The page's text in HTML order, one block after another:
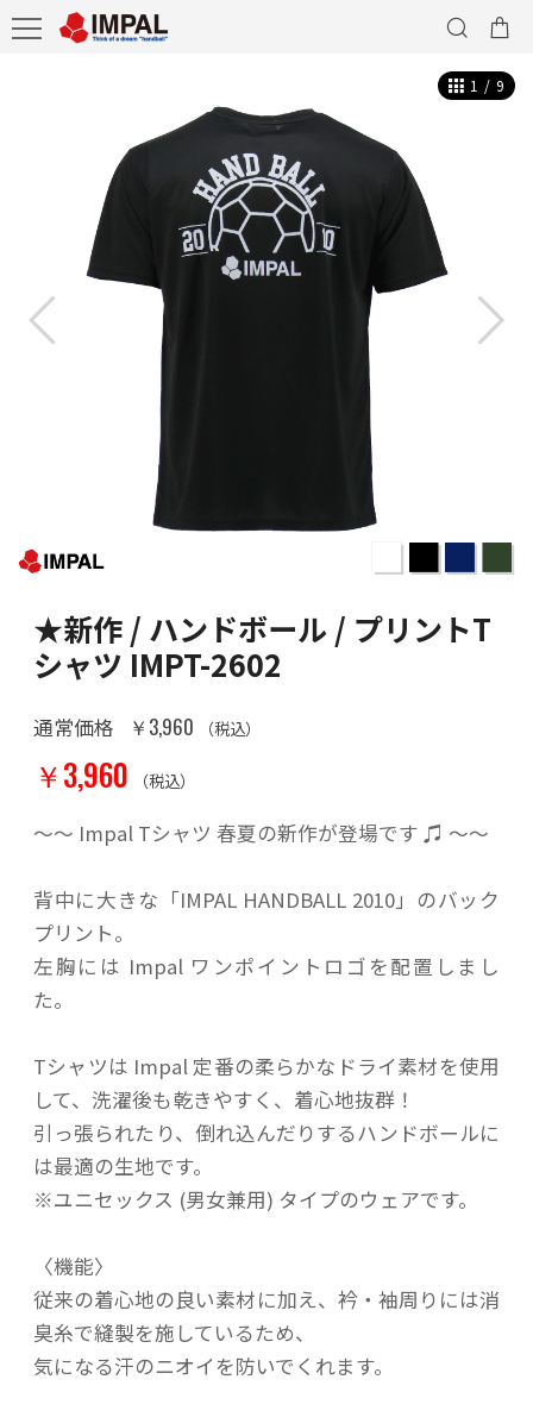
1 / 9
★新作 / ハンドボール / プリントT
シャツ IMPT-2602
通常価格 ￥3,960 （税込）
￥3,960 （税込）
～～ Impal Tシャツ 春夏の新作が登場です ♫ ～～
背中に大きな「IMPAL HANDBALL 2010」のバック
プリント。
左胸には Impal ワンポイントロゴを配置しまし
た。
Tシャツは Impal 定番の柔らかなドライ素材を使用
して、洗濯後も乾きやすく、着心地抜群！
引っ張られたり、倒れ込んだりするハンドボールに
は最適の生地です。
※ユニセックス (男女兼用) タイプのウェアです。
〈機能〉
従来の着心地の良い素材に加え、衿・袖周りには消
臭糸で縫製を施しているため、
気になる汗のニオイを防いでくれます。